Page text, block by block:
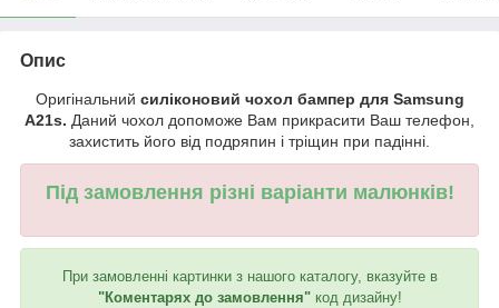
Опис
Оригінальний силіконовий чохол бампер для Samsung
A21s. Даний чохол допоможе Вам прикрасити Ваш телефон,
захистить його від подряпин і тріщин при падінні.
Під замовлення різні варіанти малюнків!
При замовленні картинки з нашого каталогу, вказуйте в
"Коментарях до замовлення"код дизайну!